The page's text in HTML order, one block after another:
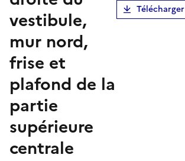
vestibule,
mur nord,
frise et
plafond de la
partie
supérieure
centrale
Télécharger